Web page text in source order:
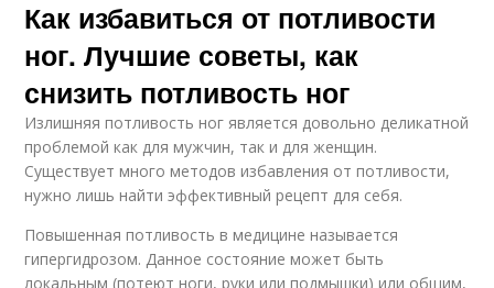
Как избавиться от потливости
ног. Лучшие советы, как
снизить потливость ног
Излишняя потливость ног является довольно деликатной
проблемой как для мужчин, так и для женщин.
Существует много методов избавления от потливости,
нужно лишь найти эффективный рецепт для себя.
Повышенная потливость в медицине называется
гипергидрозом. Данное состояние может быть
локальным (потеют ноги, руки или подмышки) или общим,